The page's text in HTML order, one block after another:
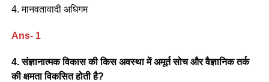
4. मानवतावादी अधिगम
Ans- 1
4. संज्ञानात्मक विकास की किस अवस्था में अमूर्त सोच और वैज्ञानिक तर्क
की क्षमता विकसित होती है?